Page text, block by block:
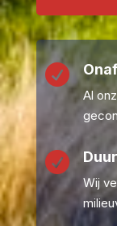

Al

Wij